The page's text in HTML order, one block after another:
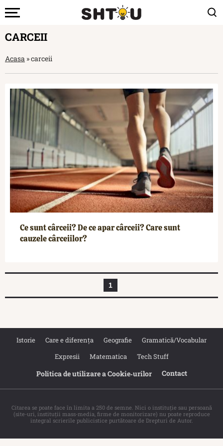
CARCEII
Acasa »carceii
Ce sunt cârceii? De ce apar cârceii? Care sunt
cauzele cârceiilor?
1
Istorie Care e diferența Geografie
Gramatică/Vocabular
Expresii
Matematica Tech Stuff
Politica de utilizare a Cookie‐urilor Contact
Citarea se poate face în limita a 250 de semne. Nici o instituţie sau persoană
(site-uri, instituţii mass-media, firme de monitorizare) nu poate reproduce
integral scrierile publicistice purtătoare de Drepturi de Autor.